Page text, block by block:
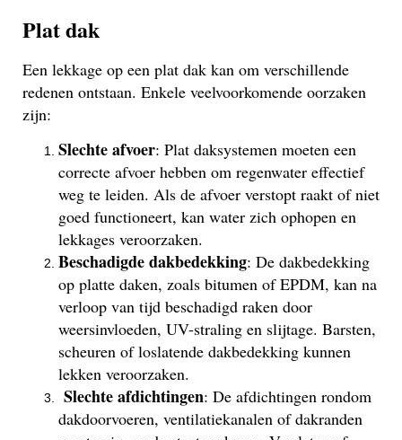
Plat dak
Een lekkage op een plat dak kan om verschillende
redenen ontstaan. Enkele veelvoorkomende oorzaken
zijn:
Slechte afvoer: Plat daksystemen moeten een
correcte afvoer hebben om regenwater effectief
weg te leiden. Als de afvoer verstopt raakt of niet
goed functioneert, kan water zich ophopen en
lekkages veroorzaken.
Beschadigde dakbedekking: De dakbedekking
op platte daken, zoals bitumen of EPDM, kan na
verloop van tijd beschadigd raken door
weersinvloeden, UV-straling en slijtage. Barsten,
scheuren of loslatende dakbedekking kunnen
lekken veroorzaken.
Slechte afdichtingen: De afdichtingen rondom
dakdoorvoeren, ventilatiekanalen of dakranden